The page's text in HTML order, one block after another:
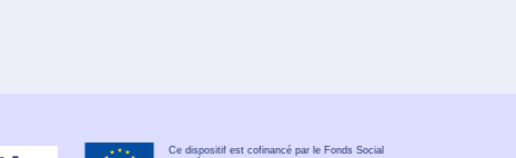
Ce dispositif est cofinancé par le Fonds Social